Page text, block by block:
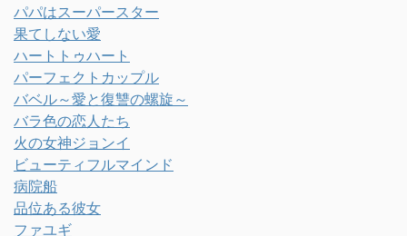
パパはスーパースター
果てしない愛
ハートトゥハート
パーフェクトカップル
バベル～愛と復讐の螺旋～
バラ色の恋人たち
火の女神ジョンイ
ビューティフルマインド
病院船
品位ある彼女
ファユギ